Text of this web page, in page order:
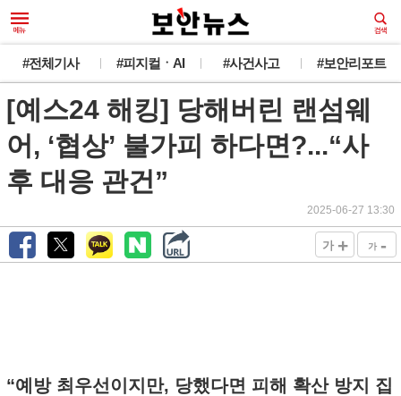
#전체기사 #피지컬ㆍAI #사건사고 #보안리포트
[예스24 해킹] 당해버린 랜섬웨
어, ‘협상’ 불가피 하다면?...“사
후 대응 관건”
2025-06-27 13:30
가 + 가 -
“예방 최우선이지만, 당했다면 피해 확산 방지 집